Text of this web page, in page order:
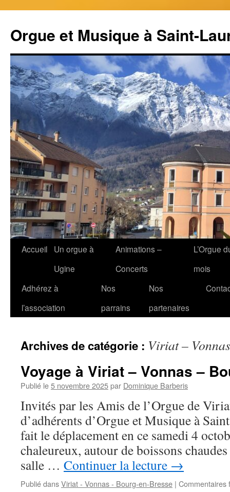
contenu
Orgue et Musique à Saint-
Accueil
Un orgue à
Ugine
Animations –
Concerts
L’Orgue
mois
Adhérez à
l’association
Nos
parrains
Nos
partenaires
Archives de catégorie : Viriat –
Voyage à Viriat – Vonnas –
Publié le5 novembre 2025par Dominique Barberis
Invités par les Amis de l’Orgue de
d’adhérents d’Orgue et Musique à
fait le déplacement en ce samedi 4
chaleureux, autour de boissons
salle … Continuer la lecture →
Publié dansViriat - Vonnas - Bourg-en-Bresse | Commentaires